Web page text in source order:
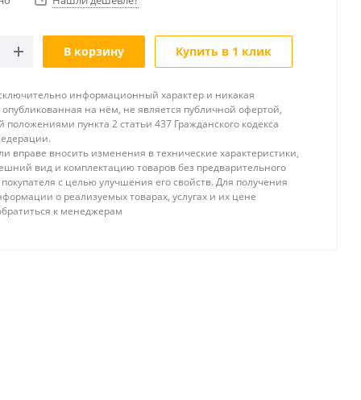
В корзину Купить в 1 клик
информационный характер и никакая
на нём, не является публичной офертой,
положениями пункта 2 статьи 437 Гражданского кодекса
вправе вносить изменения в технические характеристики,
вид и комплектацию товаров без предварительного
с целью улучшения его свойств. Для получения
о реализуемых товарах, услугах и их цене
к менеджерам